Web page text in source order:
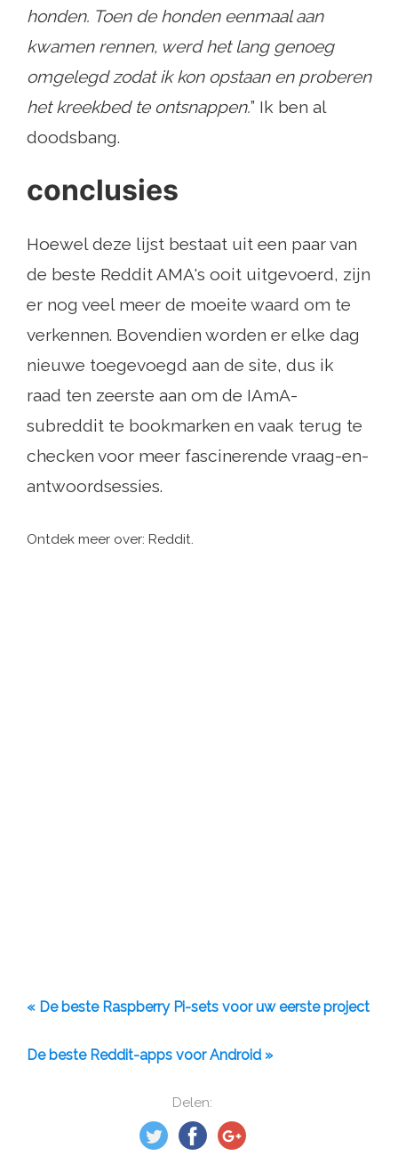
Delen:
honden. Toen de honden eenmaal aan
kwamen rennen, werd het lang genoeg
omgelegd zodat ik kon opstaan ​​en proberen
het kreekbed te ontsnappen.” Ik ben al
doodsbang.
conclusies
Hoewel deze lijst bestaat uit een paar van
de beste Reddit AMA's ooit uitgevoerd, zijn
er nog veel meer de moeite waard om te
verkennen. Bovendien worden er elke dag
nieuwe toegevoegd aan de site, dus ik
raad ten zeerste aan om de IAmA-
subreddit te bookmarken en vaak terug te
checken voor meer fascinerende vraag-en-
antwoordsessies.
Ontdek meer over: Reddit.
« De beste Raspberry Pi-sets voor uw eerste project
De beste Reddit-apps voor Android »